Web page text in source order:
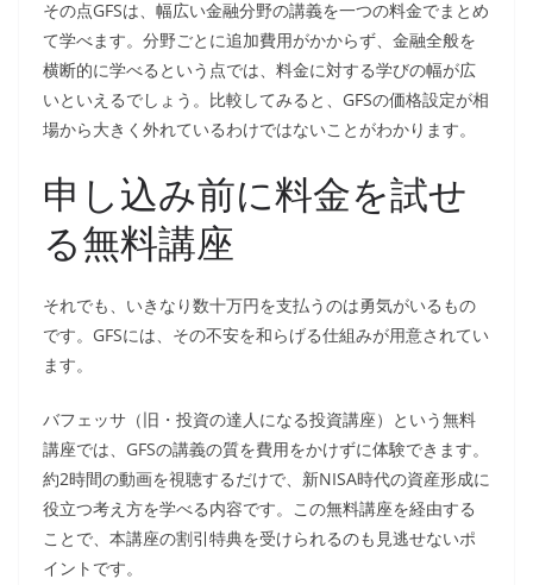
その点GFSは、幅広い金融分野の講義を一つの料金でまとめ
て学べます。分野ごとに追加費用がかからず、金融全般を
横断的に学べるという点では、料金に対する学びの幅が広
いといえるでしょう。比較してみると、GFSの価格設定が相
場から大きく外れているわけではないことがわかります。
申し込み前に料金を試せ
る無料講座
それでも、いきなり数十万円を支払うのは勇気がいるもの
です。GFSには、その不安を和らげる仕組みが用意されてい
ます。
バフェッサ（旧・投資の達人になる投資講座）という無料
講座では、GFSの講義の質を費用をかけずに体験できます。
約2時間の動画を視聴するだけで、新NISA時代の資産形成に
役立つ考え方を学べる内容です。この無料講座を経由する
ことで、本講座の割引特典を受けられるのも見逃せないポ
イントです。